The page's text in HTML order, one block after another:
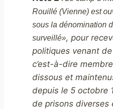
Rouillé (Vienne) est
sous la dénomination
surveillé», pour
politiques venant
c’est-à-dire
dissous et
depuis le 5 octobre
de prisons diverses